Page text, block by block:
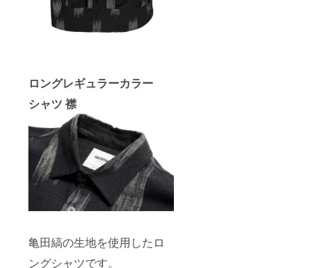
ロングレギュラーカラー
シャツ 襟
亀田縞の生地を使用したロ
ングシャツです。